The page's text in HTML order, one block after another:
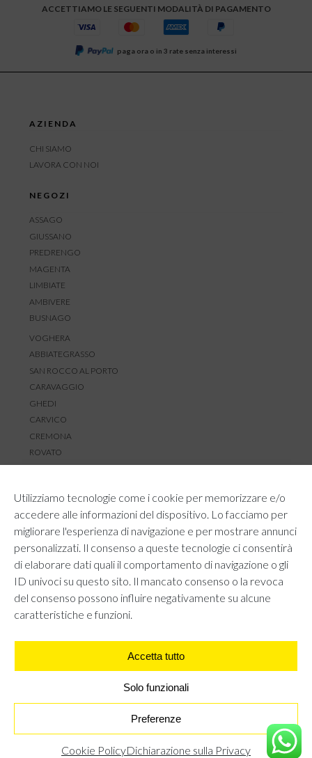
Utilizziamo tecnologie come i cookie per memorizzare e/o
accedere alle informazioni del dispositivo. Lo facciamo per
migliorare l'esperienza di navigazione e per mostrare annunci
personalizzati. Il consenso a queste tecnologie ci consentirà
di elaborare dati quali il comportamento di navigazione o gli
ID univoci su questo sito. Il mancato consenso o la revoca
del consenso possono influire negativamente su alcune
caratteristiche e funzioni.
Accetta tutto
Solo funzionali
Preferenze
Cookie PolicyDichiarazione sulla Privacy
PANTALONI A PALAZZO - BIANCO
12,76
TROVA IL NEGOZIO PIÙ VICINO
ACCETTIAMO LE SEGUENTI MODALITÀ DI PAGAMENTO
paga ora o in 3 rate senza interessi
AZIENDA
CHI SIAMO
LAVORA CON NOI
NEGOZI
ASSAGO
GIUSSANO
PREDRENGO
MAGENTA
LIMBIATE
AMBIVERE
BUSNAGO
VOGHERA
ABBIATEGRASSO
SAN ROCCO AL PORTO
CARAVAGGIO
GHEDI
CARVICO
CREMONA
ROVATO
TEMPI E COSTI DI SPEDIZIONE
RESI E RIMBORSI
REGOLAMENTO LOYALTY
CONTATTACI
PRIVACY POLICY COOKIE POLICY
UNI GRUPPO S.R.L - Viale Angelo Filippetti 24, 20122 Milano.
All right reserved P.IVA 10405840967